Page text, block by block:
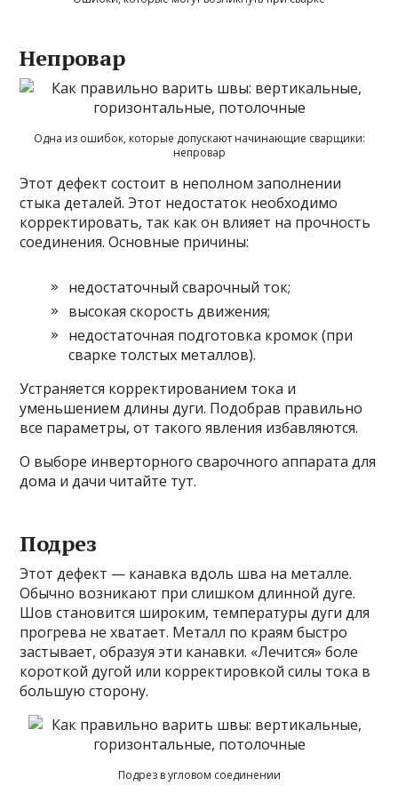
Непровар
Одна из ошибок, которые допускают начинающие сварщики:
непровар
Этот дефект состоит в неполном заполнении
стыка деталей. Этот недостаток необходимо
корректировать, так как он влияет на прочность
соединения. Основные причины:
недостаточный сварочный ток;
высокая скорость движения;
недостаточная подготовка кромок (при
сварке толстых металлов).
Устраняется корректированием тока и
уменьшением длины дуги. Подобрав правильно
все параметры, от такого явления избавляются.
О выборе инверторного сварочного аппарата для
дома и дачи читайте тут.
Подрез
Этот дефект — канавка вдоль шва на металле.
Обычно возникают при слишком длинной дуге.
Шов становится широким, температуры дуги для
прогрева не хватает. Металл по краям быстро
застывает, образуя эти канавки. «Лечится» боле
короткой дугой или корректировкой силы тока в
большую сторону.
Подрез в угловом соединении